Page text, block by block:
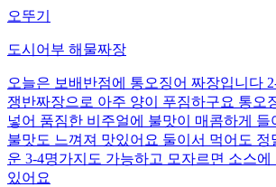
오뚜기
도시어부 해물짜장
오늘은 보배반점에 통오징어 짜장입니다
쟁반짜장으로 아주 양이 푸짐하구요 통오
넣어 품짐한 비주얼에 불맛이 매콤하게 들
불맛도 느껴져 맛있어요 둘이서 먹어도 정
운 3-4명가지도 가능하고 모자르면 소스
있어요